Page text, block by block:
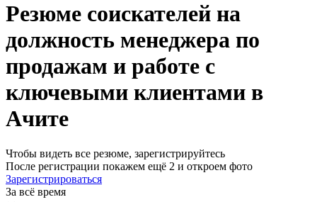
Резюме соискателей на
должность менеджера по
продажам и работе с
ключевыми клиентами в
Ачите
Чтобы видеть все резюме, зарегистрируйтесь
После регистрации покажем ещё 2 и откроем фото
Зарегистрироваться
За всё время